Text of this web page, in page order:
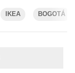
IKEA BOGOTÁ